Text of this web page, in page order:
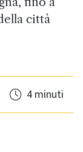
città
4 minuti